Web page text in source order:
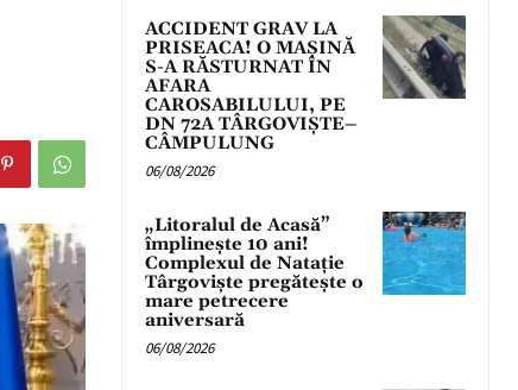
ACCIDENT GRAV LA
PRISEACA! O MAȘINĂ
S-A RĂSTURNAT ÎN
AFARA
CAROSABILULUI, PE
DN 72A TÂRGOVIȘTE–
CÂMPULUNG
06/08/2026
„Litoralul de Acasă”
împlinește 10 ani!
Complexul de Natație
Târgoviște pregătește o
mare petrecere
aniversară
06/08/2026